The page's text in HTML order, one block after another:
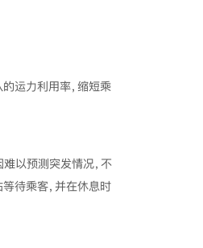
运力利用率，缩短乘
以预测突发情况，不
待乘客，并在休息时